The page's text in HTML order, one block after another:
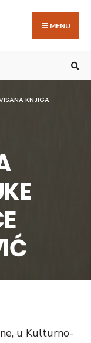
MENU
KNJIGA
u Kulturno-